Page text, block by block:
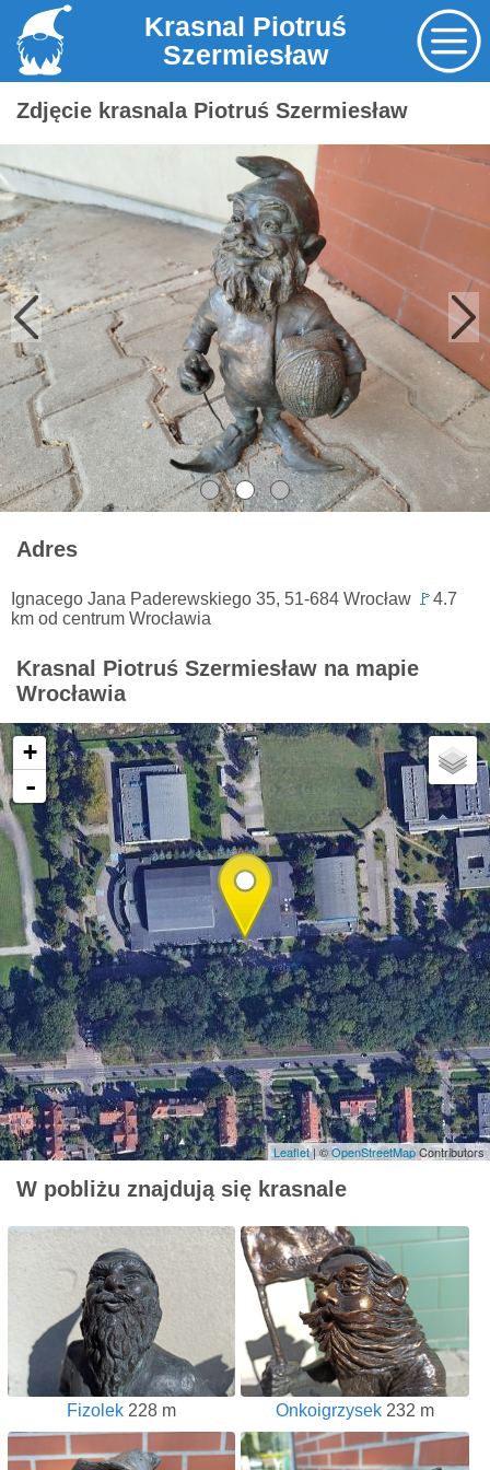
Krasnal Piotruś
Szermiesław
Zdjęcie krasnala Piotruś Szermiesław
Adres
Ignacego Jana Paderewskiego 35, 51-684 Wrocław 🚩4.7
km od centrum Wrocławia
Krasnal Piotruś Szermiesław na mapie
Wrocławia
+
-
Leaflet| ©OpenStreetMapContributors
W pobliżu znajdują się krasnale
Fizolek 228 m Onkoigrzysek232 m